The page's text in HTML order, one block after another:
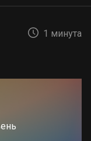
1 минута